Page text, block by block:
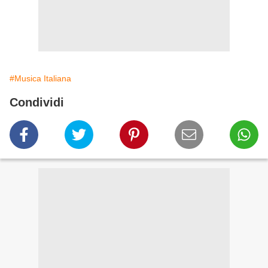
#Musica Italiana
Condividi